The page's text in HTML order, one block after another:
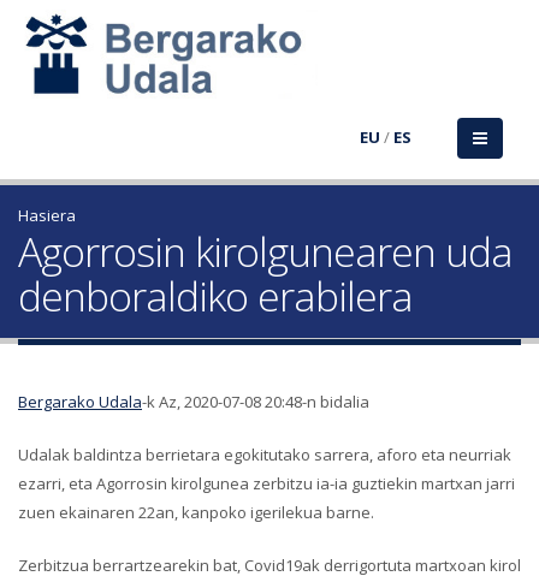
EU / ES
Hasiera
Agorrosin kirolgunearen uda
denboraldiko erabilera
Bergarako Udala-k Az, 2020-07-08 20:48-n bidalia
Udalak baldintza berrietara egokitutako sarrera, aforo eta neurriak
ezarri, eta Agorrosin kirolgunea zerbitzu ia-ia guztiekin martxan jarri
zuen ekainaren 22an, kanpoko igerilekua barne.
Zerbitzua berrartzearekin bat, Covid19ak derrigortuta martxoan kirol